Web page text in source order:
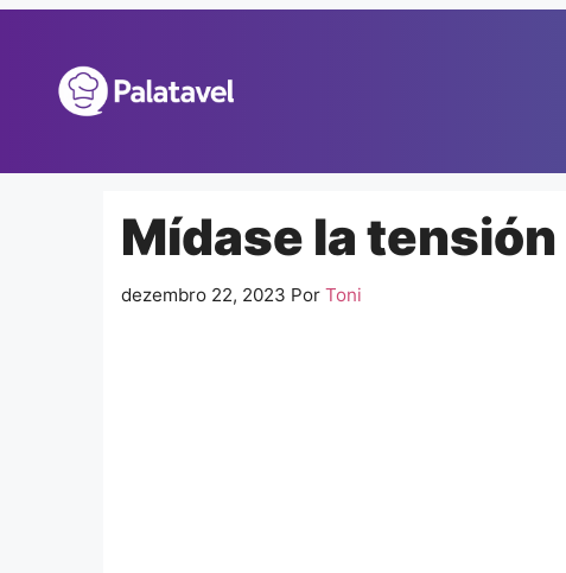
conteúdo
Mídase la
dezembro 22, 2023 Por Toni